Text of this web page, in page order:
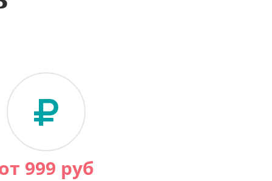
999 руб